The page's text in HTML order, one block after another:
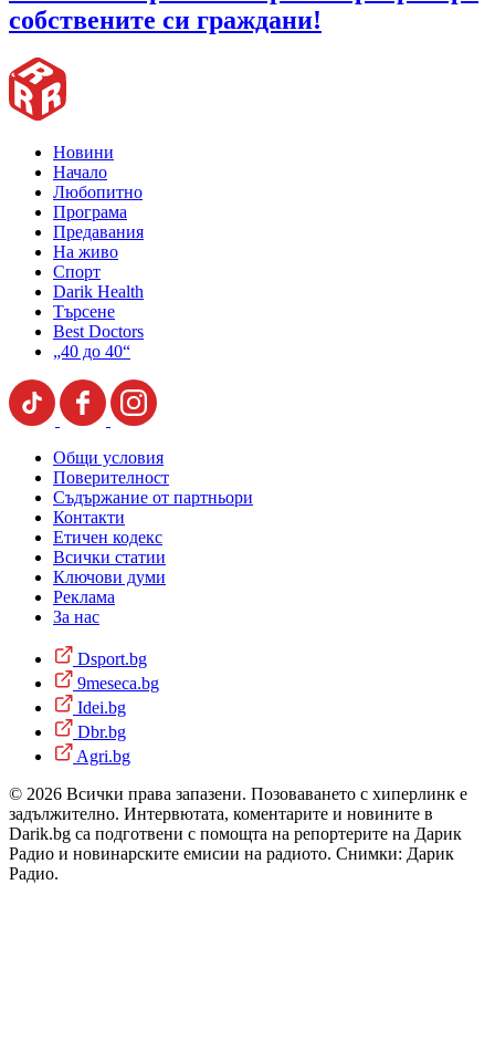
собствените си граждани!
Новини
Начало
Любопитно
Програма
Предавания
На живо
Спорт
Darik Health
Търсене
Best Doctors
„40 до 40“
Общи условия
Поверителност
Съдържание от партньори
Контакти
Етичен кодекс
Всички статии
Ключови думи
Реклама
За нас
Dsport.bg
9meseca.bg
Idei.bg
Dbr.bg
Agri.bg
© 2026 Всички права запазени. Позоваването с хиперлинк е
задължително. Интервютата, коментарите и новините в
Darik.bg са подготвени с помощта на репортерите на Дарик
Радио и новинарските емисии на радиото. Снимки: Дарик
Радио.